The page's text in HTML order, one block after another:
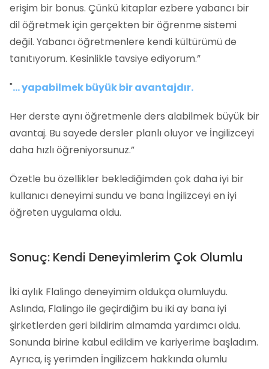
erişim bir bonus. Çünkü kitaplar ezbere yabancı bir
dil öğretmek için gerçekten bir öğrenme sistemi
değil. Yabancı öğretmenlere kendi kültürümü de
tanıtıyorum. Kesinlikle tavsiye ediyorum.”
"... yapabilmek büyük bir avantajdır.
Her derste aynı öğretmenle ders alabilmek büyük bir
avantaj. Bu sayede dersler planlı oluyor ve İngilizceyi
daha hızlı öğreniyorsunuz.”
Özetle bu özellikler beklediğimden çok daha iyi bir
kullanıcı deneyimi sundu ve bana İngilizceyi en iyi
öğreten uygulama oldu.
Sonuç: Kendi Deneyimlerim Çok Olumlu
İki aylık Flalingo deneyimim oldukça olumluydu.
Aslında, Flalingo ile geçirdiğim bu iki ay bana iyi
şirketlerden geri bildirim almamda yardımcı oldu.
Sonunda birine kabul edildim ve kariyerime başladım.
Ayrıca, iş yerimden İngilizcem hakkında olumlu